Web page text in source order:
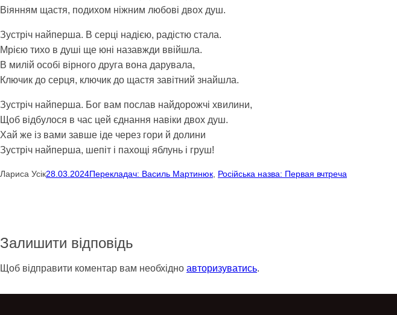
Віянням щастя, подихом ніжним любові двох душ.
Зустріч найперша. В серці надією, радістю стала.
Мрією тихо в душі ще юні назавжди ввійшла.
В милій особі вірного друга вона дарувала,
Ключик до серця, ключик до щастя завітний знайшла.
Зустріч найперша. Бог вам послав найдорожчі хвилини,
Щоб відбулося в час цей єднання навіки двох душ.
Хай же із вами завше іде через гори й долини
Зустріч найперша, шепіт і пахощі яблунь і груш!
Лариса Усік28.03.2024Перекладач: Василь Мартинюк Російська назва: Первая вчтреча
Залишити відповідь
Щоб відправити коментар вам необхідно авторизуватись.